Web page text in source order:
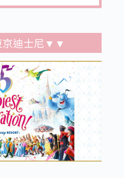
迪士尼▼▼